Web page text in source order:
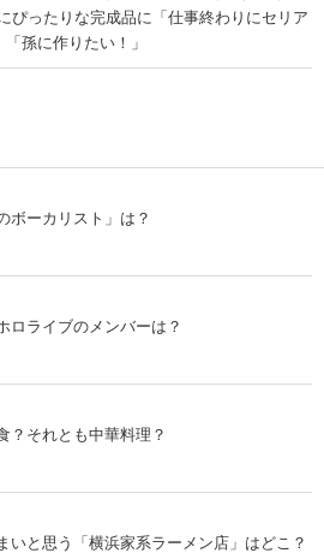
ったりな完成品に「仕事終わりにセリア
孫に作りたい！」
ボーカリスト」は？
ロライブのメンバーは？
？それとも中華料理？
いと思う「横浜家系ラーメン店」はどこ？